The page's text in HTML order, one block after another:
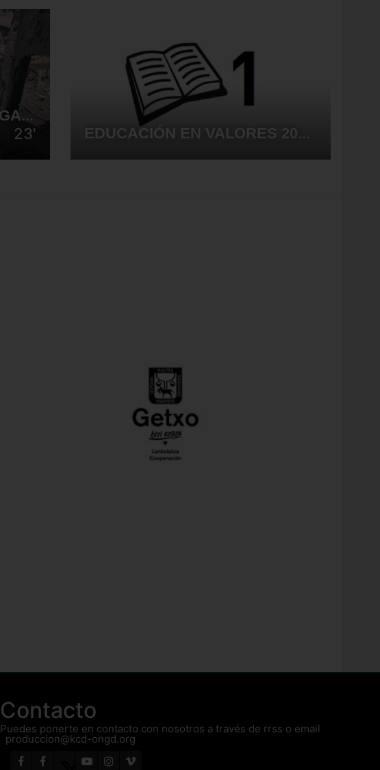
FREE WORDS: A POET OF GAZA
23'
EDUCACIÓN EN VALORES 2025 - SESIÓN 01 PROYECCIÓN
Contacto
Puedes ponerte en contacto con nosotros a través de rrss o email
produccion@kcd-ongd.org